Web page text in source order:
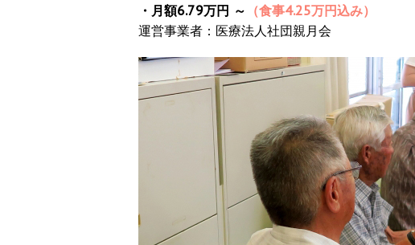
・月額6.79万円 ～ （食事4.25万円込み）
運営事業者：医療法人社団親月会